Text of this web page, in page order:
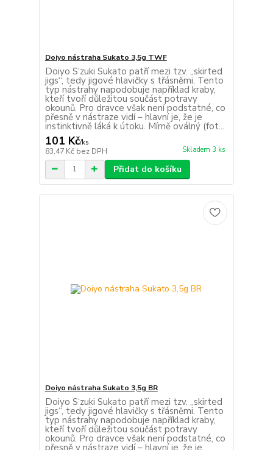
Doiyo nástraha Sukato 3,5g TWF
Doiyo S‘zuki Sukato patří mezi tzv. „skirted
jigs“, tedy jigové hlavičky s třásněmi. Tento
typ nástrahy napodobuje například kraby,
kteří tvoří důležitou součást potravy
okounů. Pro dravce však není podstatné, co
přesně v nástraze vidí – hlavní je, že je
instinktivně láká k útoku. Mírně oválný (fot...
101 Kč/ks
83,47 Kč bez DPH Skladem 3 ks
Přidat do košíku
Doiyo nástraha Sukato 3,5g BR
Doiyo S‘zuki Sukato patří mezi tzv. „skirted
jigs“, tedy jigové hlavičky s třásněmi. Tento
typ nástrahy napodobuje například kraby,
kteří tvoří důležitou součást potravy
okounů. Pro dravce však není podstatné, co